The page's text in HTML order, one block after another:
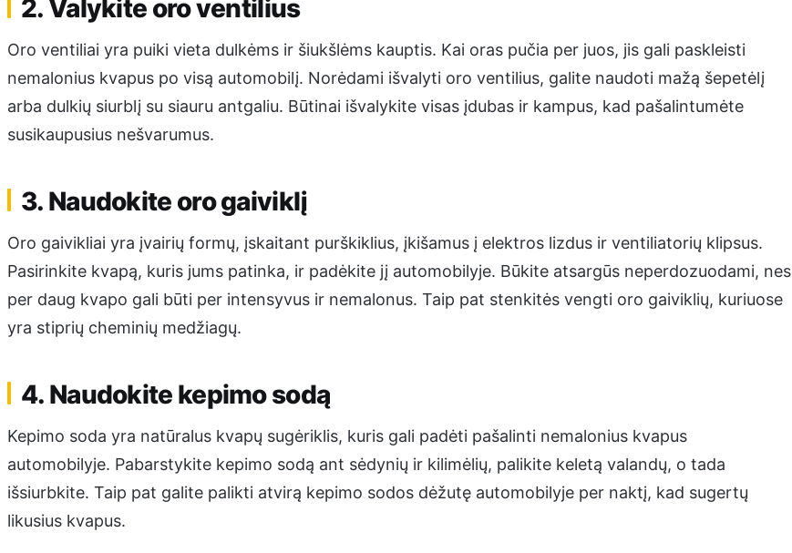
2. Valykite oro ventilius
Oro ventiliai yra puiki vieta dulkėms ir šiukšlėms kauptis. Kai oras pučia per juos, jis gali paskleisti
nemalonius kvapus po visą automobilį. Norėdami išvalyti oro ventilius, galite naudoti mažą šepetėlį
arba dulkių siurblį su siauru antgaliu. Būtinai išvalykite visas įdubas ir kampus, kad pašalintumėte
susikaupusius nešvarumus.
3. Naudokite oro gaiviklį
Oro gaivikliai yra įvairių formų, įskaitant purškiklius, įkišamus į elektros lizdus ir ventiliatorių klipsus.
Pasirinkite kvapą, kuris jums patinka, ir padėkite jį automobilyje. Būkite atsargūs neperdozuodami, nes
per daug kvapo gali būti per intensyvus ir nemalonus. Taip pat stenkitės vengti oro gaiviklių, kuriuose
yra stiprių cheminių medžiagų.
4. Naudokite kepimo sodą
Kepimo soda yra natūralus kvapų sugėriklis, kuris gali padėti pašalinti nemalonius kvapus
automobilyje. Pabarstykite kepimo sodą ant sėdynių ir kilimėlių, palikite keletą valandų, o tada
išsiurbkite. Taip pat galite palikti atvirą kepimo sodos dėžutę automobilyje per naktį, kad sugertų
likusius kvapus.